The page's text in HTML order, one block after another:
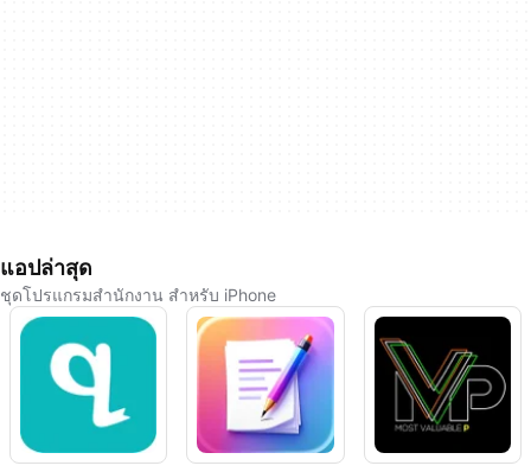
แอปล่าสุด
ชุดโปรแกรมสำนักงาน สำหรับ iPhone